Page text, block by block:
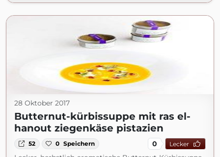
28 Oktober 2017
Butternut-kürbissuppe mit ras el-
hanout ziegenkäse pistazien
52 0 Speichern 0 Lecker